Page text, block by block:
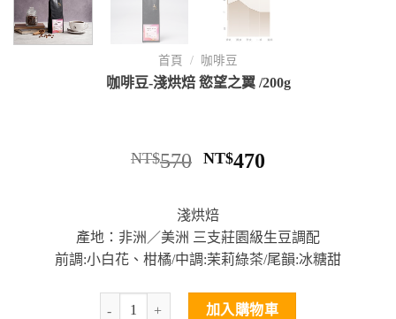
首頁 / 咖啡豆
咖啡豆-淺烘焙 慾望之翼 /200g
NT$570 NT$470
淺烘焙
產地：非洲／美洲 三支莊園級生豆調配
前調:小白花、柑橘/中調:茉莉綠茶/尾韻:冰糖甜
加入購物車